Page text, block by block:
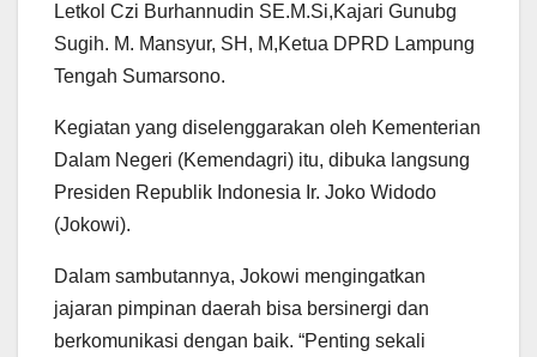
Letkol Czi Burhannudin SE.M.Si,Kajari Gunubg
Sugih. M. Mansyur, SH, M,Ketua DPRD Lampung
Tengah Sumarsono.
Kegiatan yang diselenggarakan oleh Kementerian
Dalam Negeri (Kemendagri) itu, dibuka langsung
Presiden Republik Indonesia Ir. Joko Widodo
(Jokowi).
Dalam sambutannya, Jokowi mengingatkan
jajaran pimpinan daerah bisa bersinergi dan
berkomunikasi dengan baik. “Penting sekali